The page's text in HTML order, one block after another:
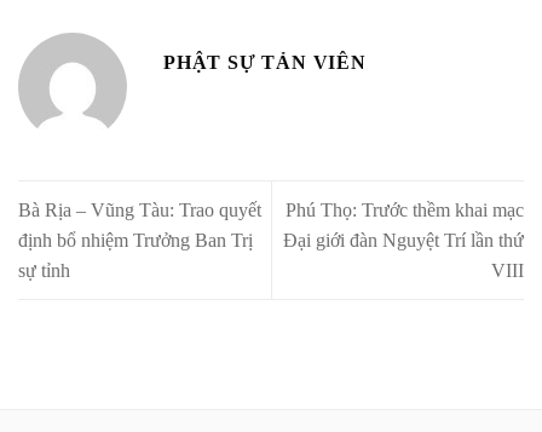
PHẬT SỰ TẢN VIÊN
Bà Rịa – Vũng Tàu: Trao quyết
định bổ nhiệm Trưởng Ban Trị
sự tỉnh
Phú Thọ: Trước thềm khai mạc
Đại giới đàn Nguyệt Trí lần thứ
VIII